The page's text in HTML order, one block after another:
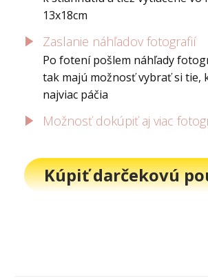
13x18cm
Zaslanie náhľadov fotografií
Po fotení pošlem náhľady
tak majú možnosť vybrať si tie,
najviac páčia
Možnosť dokúpiť aj viac
Kúpiť darčekovú